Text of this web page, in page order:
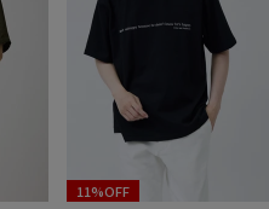
11%OFF